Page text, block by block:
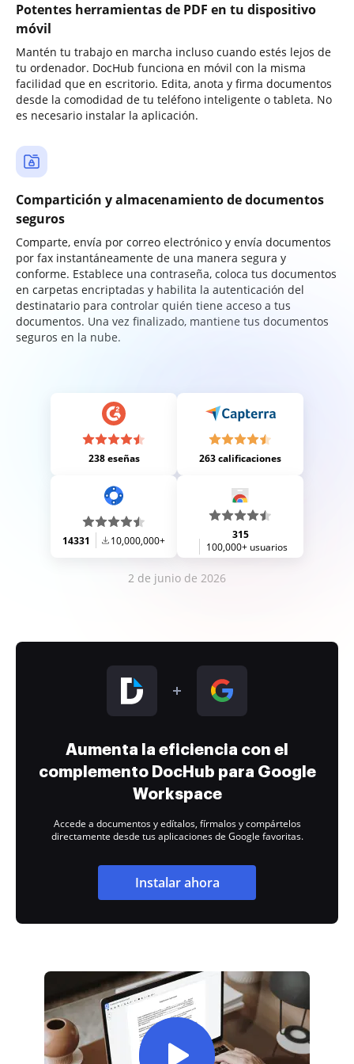
Potentes herramientas de PDF en tu dispositivo
móvil
Mantén tu trabajo en marcha incluso cuando estés lejos de
tu ordenador. DocHub funciona en móvil con la misma
facilidad que en escritorio. Edita, anota y firma documentos
desde la comodidad de tu teléfono inteligente o tableta. No
es necesario instalar la aplicación.
Compartición y almacenamiento de documentos
seguros
Comparte, envía por correo electrónico y envía documentos
por fax instantáneamente de una manera segura y
conforme. Establece una contraseña, coloca tus documentos
en carpetas encriptadas y habilita la autenticación del
destinatario para controlar quién tiene acceso a tus
documentos. Una vez finalizado, mantiene tus documentos
seguros en la nube.
238 eseñas 263 calificaciones
14331 10,000,000+
315
100,000+ usuarios
2 de junio de 2026
Aumenta la eficiencia con el
complemento DocHub para Google
Workspace
Accede a documentos y edítalos, fírmalos y compártelos
directamente desde tus aplicaciones de Google favoritas.
Instalar ahora